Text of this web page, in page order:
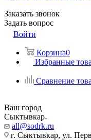
Заказать звонок
Задать вопрос
Войти
Корзина0
Избранные
Сравнение
Ваш город
Сыктывкар
all@sodrk.ru
г. Сыктывкар, ул.